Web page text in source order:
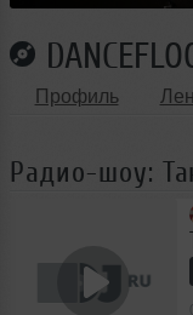
Профиль
Радио-шоу: